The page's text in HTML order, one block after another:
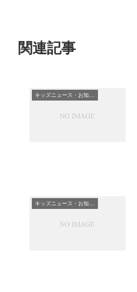
関連記事
キッズニュース・お知らせ
キッズニュース・お知らせ